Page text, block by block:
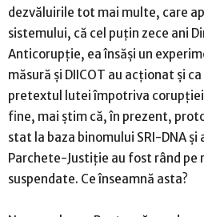
dezvăluirile tot mai multe, care
sistemului, că cel puțin zece ani
Anticorupție, ea însăși un
măsură și DIICOT au acționat și
pretextul lutei împotriva
fine, mai știm că, în prezent,
stat la baza binomului SRI-DNA și
Parchete-Justiție au fost rând pe
suspendate. Ce înseamnă asta?